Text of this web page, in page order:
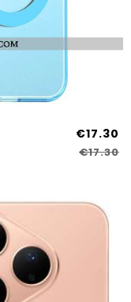
€17.30
€17.30